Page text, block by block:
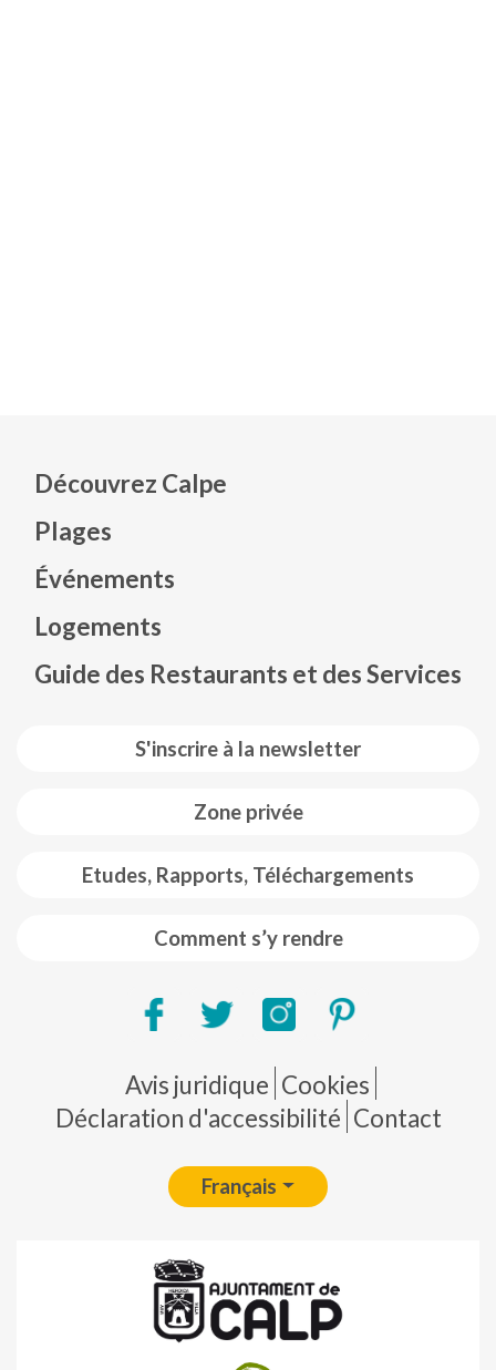
S'inscrire à la newsletter
Zone privée
Etudes, Rapports, Téléchargements
Comment s’y rendre
Découvrez Calpe
Plages
Événements
Logements
Guide des Restaurants et des Services
Pie de página
Avis juridique Cookies
Déclaration d'accessibilité Contact
Français